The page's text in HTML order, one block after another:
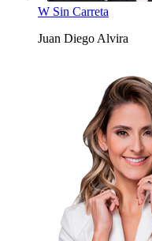
W Sin Carreta
Juan Diego Alvira